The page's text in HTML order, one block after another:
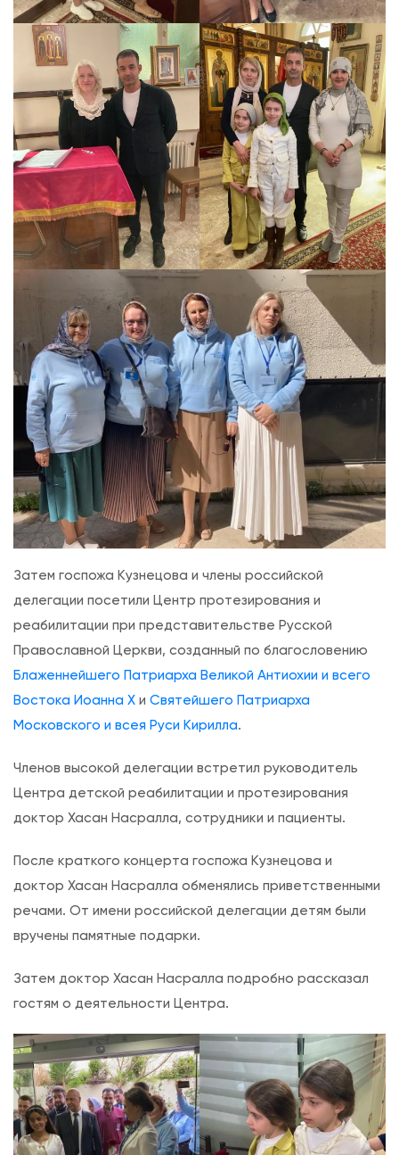
Затем госпожа Кузнецова и члены российской
делегации посетили Центр протезирования и
реабилитации при представительстве Русской
Православной Церкви, созданный по благословению
Блаженнейшего Патриарха Великой Антиохии и всего
Востока Иоанна X и Святейшего Патриарха
Московского и всея Руси Кирилла.
Членов высокой делегации встретил руководитель
Центра детской реабилитации и протезирования
доктор Хасан Насралла, сотрудники и пациенты.
После краткого концерта госпожа Кузнецова и
доктор Хасан Насралла обменялись приветственными
речами. От имени российской делегации детям были
вручены памятные подарки.
Затем доктор Хасан Насралла подробно рассказал
гостям о деятельности Центра.